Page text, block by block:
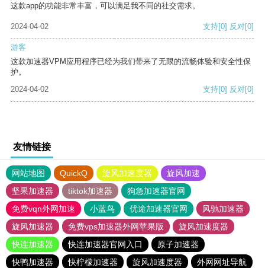
这款app的功能非常丰富，可以满足我不同的社交需求。
2024-04-02 支持[0] 反对[0]
游客
这款加速器VPM应用程序已经为我们带来了无限的流畅体验和安全性保
护。
2024-04-02
支持[0] 反对[0]
友情链接
网站地图 QuickQ 旋风加速度器
旋风加速
坚果加速器
tiktok加速器
狗急加速器官网
免费vqn外网加速
小蓝鸟 优途加速器官网
风驰加速器
旋风加速器
免费vps加速器外网苹果版
旋风加速度器
快连加速器
快连加速器官网入口
原子加速器
快鸭加速器
快柠檬加速器 旋风加速度器
外网网址导航